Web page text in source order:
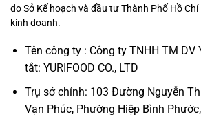
do Sở Kế hoạch và đầu tư Thành Phố Hồ
kinh doanh.
Tên công ty : Công ty TNHH TM DV
tắt: YURIFOOD CO., LTD
Trụ sở chính: 103 Đường Nguyễn
Vạn Phúc, Phường Hiệp Bình